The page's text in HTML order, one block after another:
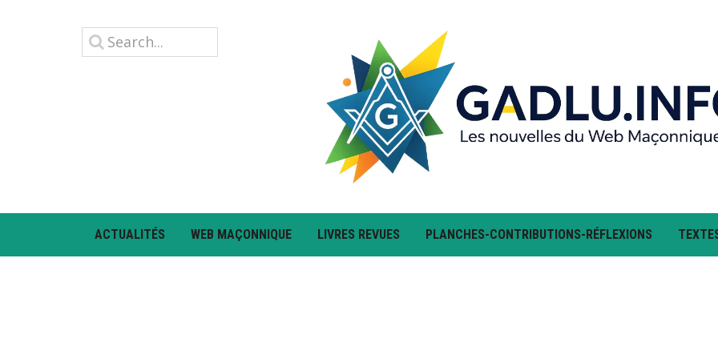
ACTUALITÉS WEB MAÇONNIQUE LIVRES REVUES PLANCHES-CONTRIBUTIONS-RÉFLEXIONS